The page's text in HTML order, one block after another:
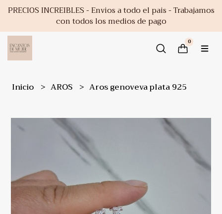
PRECIOS INCREIBLES - Envios a todo el pais - Trabajamos
con todos los medios de pago
0
Inicio AROS Aros genoveva plata 925